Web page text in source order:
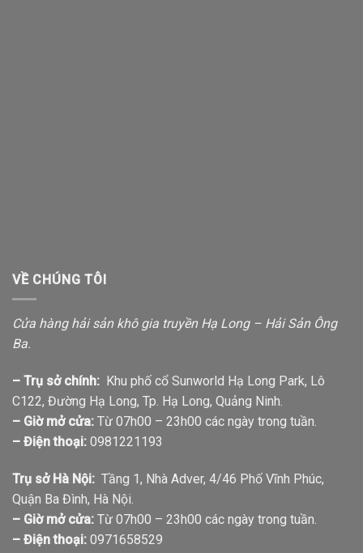
VỀ CHÚNG TÔI
Cửa hàng hải sản khô gia truyền Hạ Long – Hải Sản Ông
Ba.
– Trụ sở chính: Khu phố cổ Sunworld Hạ Long Park, Lô
C122, Đường Hạ Long, Tp. Hạ Long, Quảng Ninh.
– Giờ mở cửa: Từ 07h00 – 23h00 các ngày trong tuần.
– Điện thoại: 0981221193
Trụ sở Hà Nội: Tầng 1, Nhà Adver, 4/46 Phố Vĩnh Phúc,
Quận Ba Đình, Hà Nội.
– Giờ mở cửa: Từ 07h00 – 23h00 các ngày trong tuần.
– Điện thoại: 0971658529